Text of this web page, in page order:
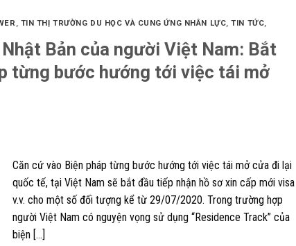
TIN THỊ TRƯỜNG DU HỌC VÀ CUNG ỨNG NHÂN LỰC ,TIN TỨC
Bản của người Việt Nam: Bắt
từng bước hướng tới việc tái mở
Căn cứ vào Biện pháp từng bước hướng tới việc tái mở cửa đi lại
quốc tế, tại Việt Nam sẽ bắt đầu tiếp nhận hồ sơ xin cấp mới visa
v.v. cho một số đối tượng kể từ 29/07/2020. Trong trường hợp
người Việt Nam có nguyện vọng sử dụng “Residence Track” của
biện […]